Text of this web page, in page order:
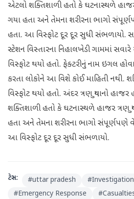
એટલો શક્તિશાળી હતો કે ઘટનાસ્થળે હાજર
ગયા હતા અને તેમના શરીરના ભાગો
હતા. આ વિસ્ફોટ દૂર દૂર સુધી સંભળાયો.
સ્ટેશન વિસ્તારના નિહાલખેડી ગામમાં સવારે
વિસ્ફોટ થયો હતો. ફેક્ટરીનું નામ ઇગલ
કરતા લોકોને આ વિશે કોઈ માહિતી નથી.
વિસ્ફોટ થયો હતો. અંદર ત્રણ યુવાનો હાજર
શક્તિશાળી હતો કે ઘટનાસ્થળે હાજર ત્રણ
હતા અને તેમના શરીરના ભાગો સંપૂર્ણપણે
આ વિસ્ફોટ દૂર દૂર સુધી સંભળાયો.
ટેગ્સ: #uttar pradesh #Investigation
#Emergency Response #